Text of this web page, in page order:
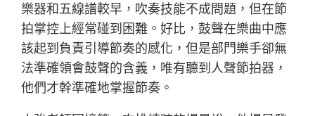
樂器和五線譜較早，吹奏技能不成問題，但在節
拍掌控上經常碰到困難。好比，鼓聲在樂曲中應
該起到負責引導節奏的感化，但是部門樂手卻無
法準確領會鼓聲的含義，唯有聽到人聲節拍器，
他們才幹準確地掌握節奏。